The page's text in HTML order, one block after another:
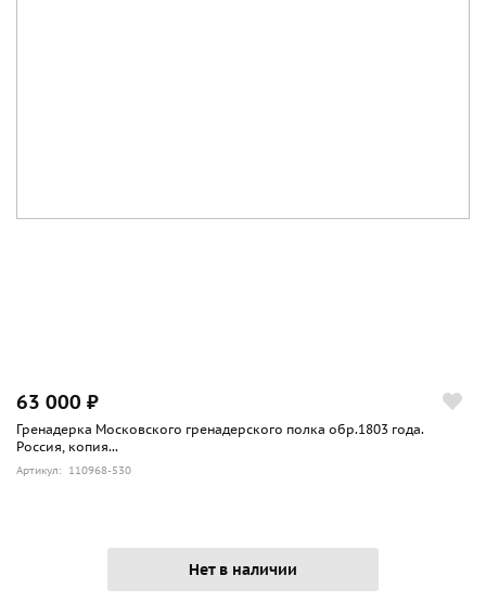
63 000 ₽
Гренадерка Московского гренадерского полка обр.1803 года.
Россия, копия...
Артикул: 110968-530
Нет в наличии